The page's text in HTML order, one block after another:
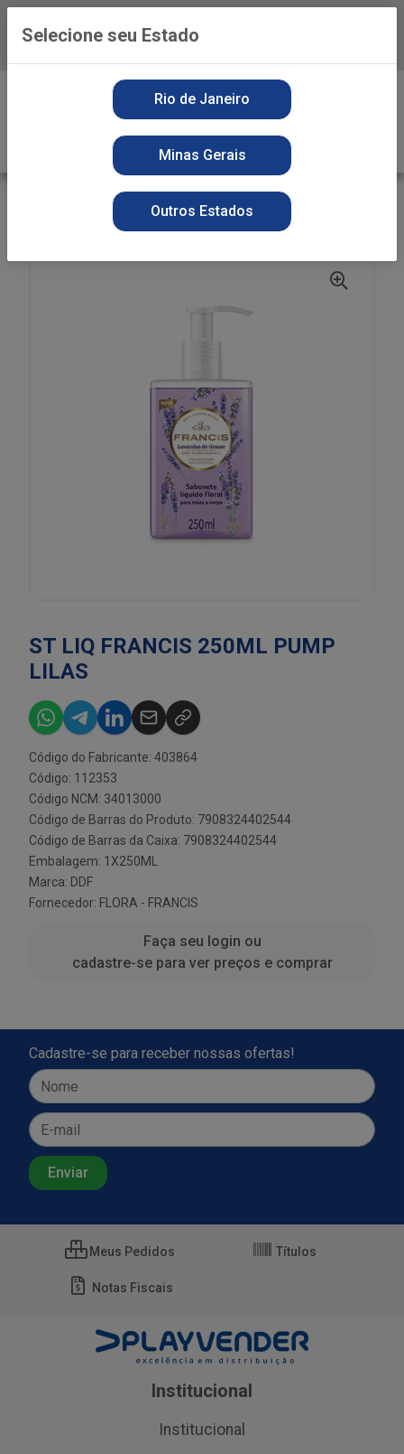
Baixe já o APP da Playvender
SABONETE LIQUIDO
SECOS
ST LIQ FRANCIS 250ML PUMP LILAS
ST LIQ FRANCIS 250ML PUMP
LILAS
Código do Fabricante: 403864
Código: 112353
Código NCM: 34013000
Código de Barras do Produto: 7908324402544
Código de Barras da Caixa: 7908324402544
Embalagem: 1X250ML
Marca: DDF
Fornecedor: FLORA - FRANCIS
Faça seu login ou
cadastre-se para ver preços e comprar
Cadastre-se para receber nossas ofertas!
Meus Pedidos Títulos
Notas Fiscais
Institucional
Institucional
Selecione seu Estado
Rio de Janeiro
Minas Gerais
Outros Estados